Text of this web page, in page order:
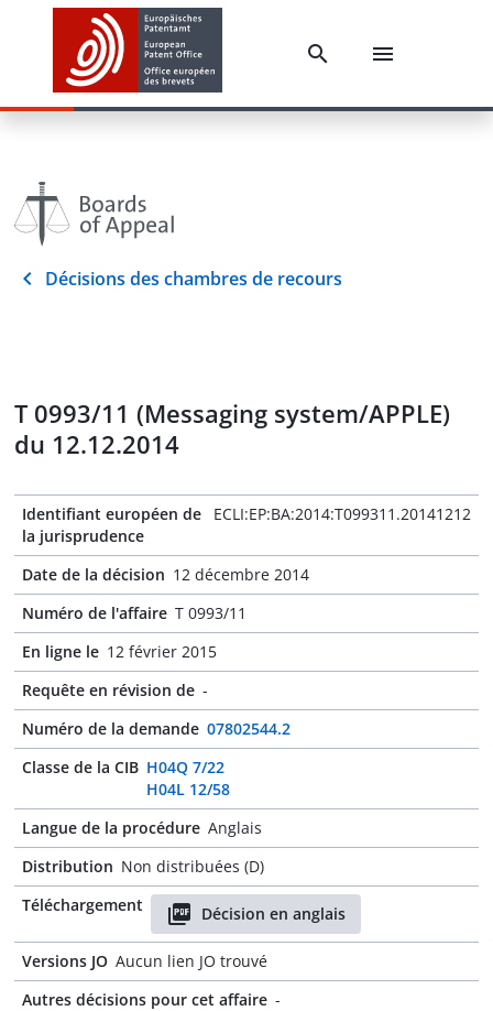
Décisions des chambres de recours
T 0993/11 (Messaging system/APPLE)
du 12.12.2014
Identifiant européen de
la jurisprudence
ECLI:EP:BA:2014:T099311.20141212
Date de la décision 12 décembre 2014
Numéro de l'affaire T 0993/11
En ligne le 12 février 2015
Requête en révision de -
Numéro de la demande 07802544.2
Classe de la CIB H04Q 7/22
H04L 12/58
Langue de la procédure Anglais
Distribution Non distribuées (D)
Téléchargement
Décision en anglais
Versions JO Aucun lien JO trouvé
Autres décisions pour cet affaire -